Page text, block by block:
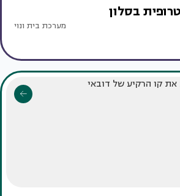
בסלון
מערכת בית ונוי